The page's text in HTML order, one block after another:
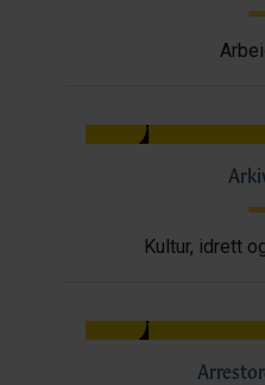
Kultur, idrett